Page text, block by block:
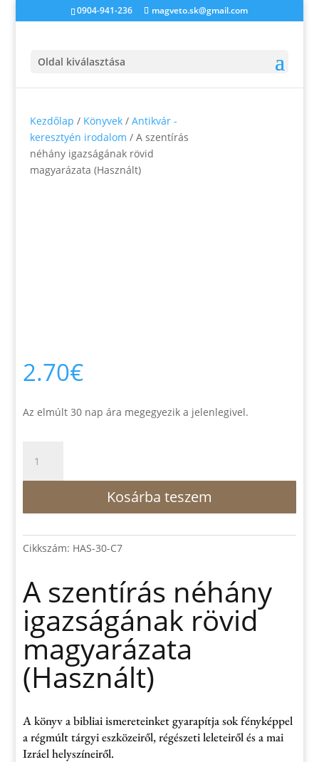
0904-941-236 magveto.sk@gmail.com
Oldal kiválasztása
Kezdőlap / Könyvek /Antikvár -
keresztyén irodalom / A szentírás
néhány igazságának rövid
magyarázata (Használt)
2.70€
Az elmúlt 30 nap ára megegyezik a jelenlegivel.
szentírás
néhány
rövid
(Használt)
Kosárba teszem
Cikkszám: HAS-30-C7
A szentírás néhány
igazságának rövid
magyarázata
(Használt)
A könyv a bibliai ismereteinket gyarapítja sok fényképpel
a régmúlt tárgyi eszközeiről, régészeti leleteiről és a mai
Izráel helyszíneiről.